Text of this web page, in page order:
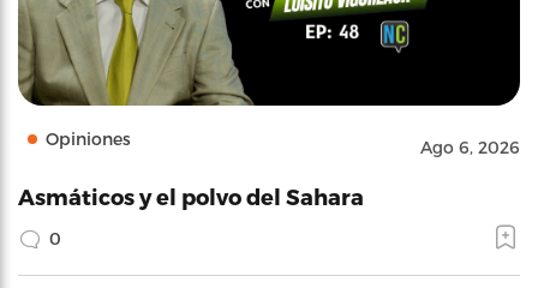
Opiniones Ago 6, 2026
Asmáticos y el polvo del Sahara
0